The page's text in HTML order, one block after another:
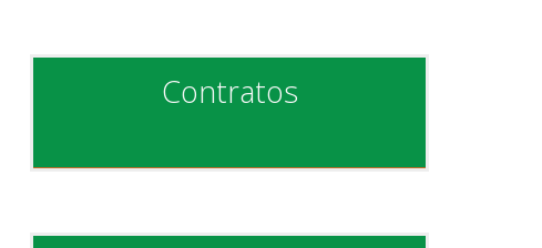
Contratos